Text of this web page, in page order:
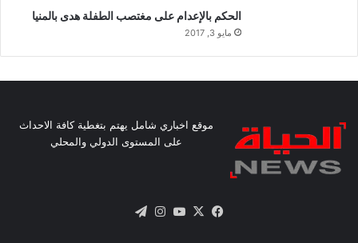
الحكم بالإعدام على مغتصب الطفلة هدى بالمنيا
مايو 3, 2017
موقع اخباري شامل يهتم بتغطية كافة الاحداث
على المستوى الدولي والمحلي
فيسبوك
X يوتيوبانستقرام